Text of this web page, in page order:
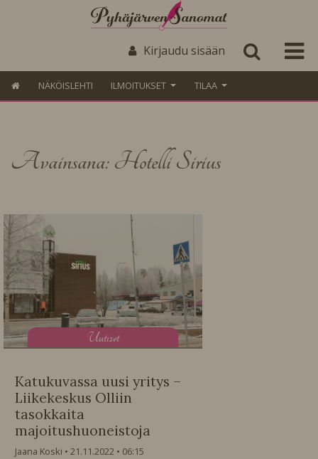
Kirjaudu sisään
NÄKÖISLEHTI ILMOITUKSET TILAA
Avainsana: Hotelli Sirius
Uutiset
Katukuvassa uusi yritys –
Liikekeskus Olliin
tasokkaita
majoitushuoneistoja
Jaana Koski 21.11.2022
06:15